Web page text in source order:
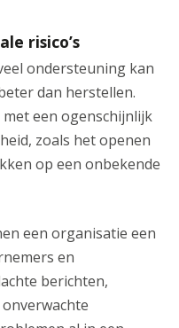
risico’s
ondersteuning kan
dan herstellen.
een ogenschijnlijk
zoals het openen
op een onbekende
een organisatie een
en
berichten,